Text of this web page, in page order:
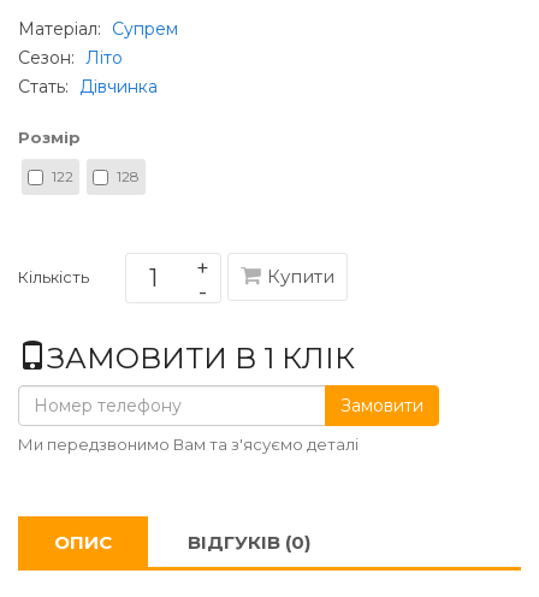
Матеріал:
Супрем
Сезон: Літо
Стать: Дівчинка
Розмір
122 128
Кількість Купити
ЗАМОВИТИ В 1 КЛІК
Замовити
Ми передзвонимо Вам та з'ясуємо деталі
ОПИС ВІДГУКІВ (0)